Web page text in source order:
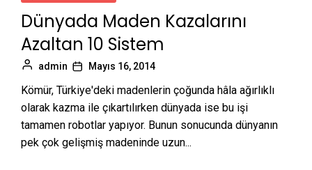
Dünyada Maden Kazalarını
Azaltan 10 Sistem
admin Mayıs 16, 2014
Kömür, Türkiye'deki madenlerin çoğunda hâla ağırlıklı
olarak kazma ile çıkartılırken dünyada ise bu işi
tamamen robotlar yapıyor. Bunun sonucunda dünyanın
pek çok gelişmiş madeninde uzun...